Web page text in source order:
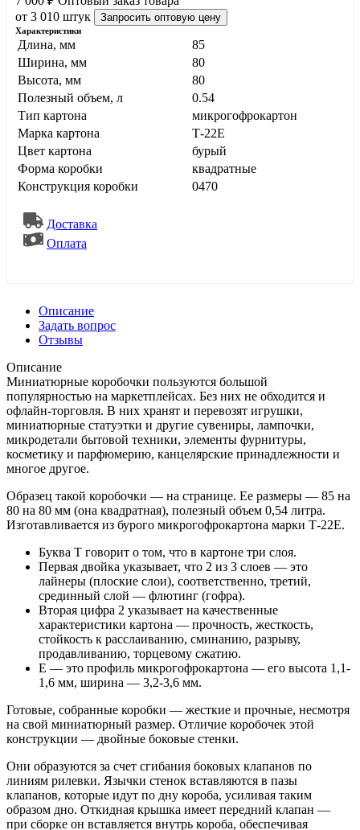
Характеристики
Длина, мм
85
Ширина, мм
80
Высота, мм
80
Полезный объем, л
0.54
Тип картона
микрогофрокартон
Марка картона
Т-22E
Цвет картона
бурый
Форма коробки
квадратные
Конструкция коробки
0470
Доставка
Оплата
от 3 010 штук
Запросить оптовую цену
Описание
Задать вопрос
Отзывы
Описание
Миниатюрные коробочки пользуются большой
популярностью на маркетплейсах. Без них не обходится и
офлайн-торговля. В них хранят и перевозят игрушки,
миниатюрные статуэтки и другие сувениры, лампочки,
микродетали бытовой техники, элементы фурнитуры,
косметику и парфюмерию, канцелярские принадлежности и
многое другое.
Образец такой коробочки — на странице. Ее размеры — 85 на
80 на 80 мм (она квадратная), полезный объем 0,54 литра.
Изготавливается из бурого микрогофрокартона марки Т-22Е.
Буква Т говорит о том, что в картоне три слоя.
Первая двойка указывает, что 2 из 3 слоев — это
лайнеры (плоские слои), соответственно, третий,
срединный слой — флютинг (гофра).
Вторая цифра 2 указывает на качественные
характеристики картона — прочность, жесткость,
стойкость к расслаиванию, сминанию, разрыву,
продавливанию, торцевому сжатию.
Е — это профиль микрогофрокартона — его высота 1,1-
1,6 мм, ширина — 3,2-3,6 мм.
Готовые, собранные коробки — жесткие и прочные, несмотря
на свой миниатюрный размер. Отличие коробочек этой
конструкции — двойные боковые стенки.
Они образуются за счет сгибания боковых клапанов по
линиям рилевки. Язычки стенок вставляются в пазы
клапанов, которые идут по дну короба, усиливая таким
образом дно. Откидная крышка имеет передний клапан —
при сборке он вставляется внутрь короба, обеспечивая